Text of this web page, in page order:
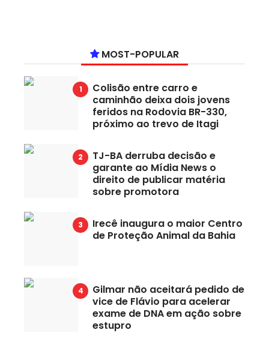
MOST-POPULAR
Colisão entre carro e
caminhão deixa dois jovens
feridos na Rodovia BR-330,
próximo ao trevo de Itagi
TJ-BA derruba decisão e
garante ao Mídia News o
direito de publicar matéria
sobre promotora
Irecê inaugura o maior Centro
de Proteção Animal da Bahia
Gilmar não aceitará pedido de
vice de Flávio para acelerar
exame de DNA em ação sobre
estupro